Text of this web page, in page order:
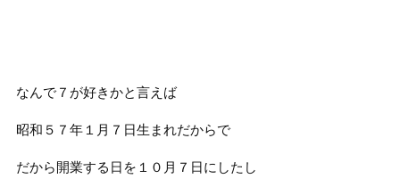
なんで７が好きかと言えば
昭和５７年１月７日生まれだからで
だから開業する日を１０月７日にしたし